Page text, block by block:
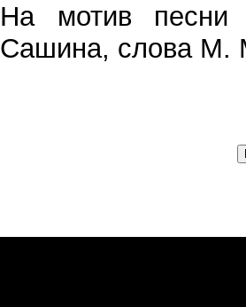
На мотив
Сашина, слова М.